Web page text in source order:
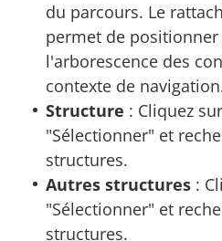
du parcours. Le
permet de positionner
l'arborescence des
contexte de
Structure : Cliquez
"Sélectionner" et
structures.
Autres structures :
"Sélectionner" et
structures.